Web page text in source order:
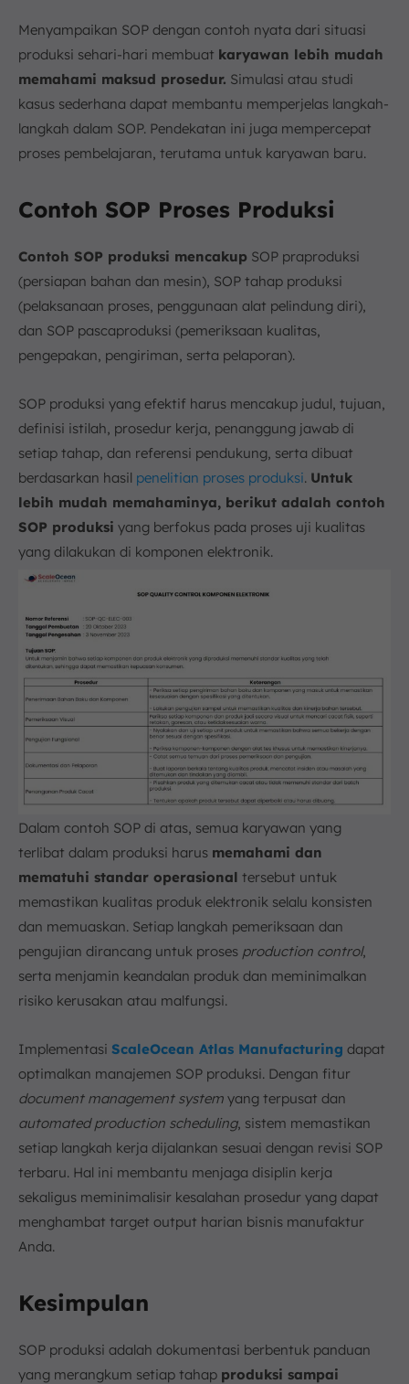
Menyampaikan SOP dengan contoh nyata dari situasi
produksi sehari-hari membuat karyawan lebih mudah
memahami maksud prosedur. Simulasi atau studi
kasus sederhana dapat membantu memperjelas langkah-
langkah dalam SOP. Pendekatan ini juga mempercepat
proses pembelajaran, terutama untuk karyawan baru.
Contoh SOP Proses Produksi
Contoh SOP produksi mencakup SOP praproduksi
(persiapan bahan dan mesin), SOP tahap produksi
(pelaksanaan proses, penggunaan alat pelindung diri),
dan SOP pascaproduksi (pemeriksaan kualitas,
pengepakan, pengiriman, serta pelaporan).
SOP produksi yang efektif harus mencakup judul, tujuan,
definisi istilah, prosedur kerja, penanggung jawab di
setiap tahap, dan referensi pendukung, serta dibuat
berdasarkan hasil penelitian proses produksi. Untuk
lebih mudah memahaminya, berikut adalah contoh
SOP produksi yang berfokus pada proses uji kualitas
yang dilakukan di komponen elektronik.
Dalam contoh SOP di atas, semua karyawan yang
terlibat dalam produksi harus memahami dan
mematuhi standar operasional tersebut untuk
memastikan kualitas produk elektronik selalu konsisten
dan memuaskan. Setiap langkah pemeriksaan dan
pengujian dirancang untuk proses production control,
serta menjamin keandalan produk dan meminimalkan
risiko kerusakan atau malfungsi.
Implementasi ScaleOcean Atlas Manufacturing dapat
optimalkan manajemen SOP produksi. Dengan fitur
document management system yang terpusat dan
automated production scheduling, sistem memastikan
setiap langkah kerja dijalankan sesuai dengan revisi SOP
terbaru. Hal ini membantu menjaga disiplin kerja
sekaligus meminimalisir kesalahan prosedur yang dapat
menghambat target output harian bisnis manufaktur
Anda.
Kesimpulan
SOP produksi adalah dokumentasi berbentuk panduan
yang merangkum setiap tahap produksi sampai